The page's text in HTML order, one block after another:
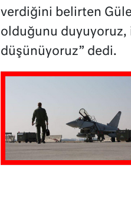
verdiğini belirten
olduğunu duyuyoruz,
düşünüyoruz” dedi.